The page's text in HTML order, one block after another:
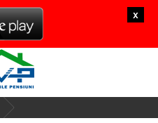
x
Toggle
navigation